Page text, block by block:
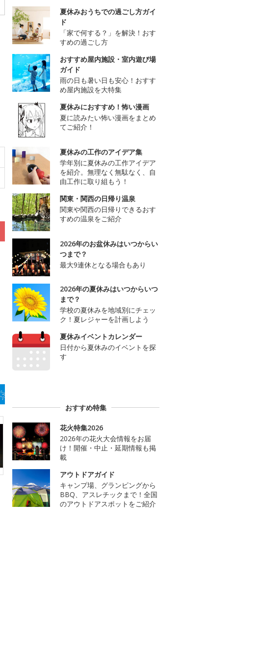
夏休みおうちでの過ごし方ガイ
ド
「家で何する？」を解決！おす
すめの過ごし方
おすすめ屋内施設・室内遊び場
ガイド
雨の日も暑い日も安心！おすす
め屋内施設を大特集
夏休みにおすすめ！怖い漫画
夏に読みたい怖い漫画をまとめ
てご紹介！
夏休みの工作のアイデア集
学年別に夏休みの工作アイデア
を紹介。無理なく無駄なく、自
由工作に取り組もう！
関東・関西の日帰り温泉
関東や関西の日帰りできるおす
すめの温泉をご紹介
2026年のお盆休みはいつからい
つまで？
最大9連休となる場合もあり
2026年の夏休みはいつからいつ
まで？
学校の夏休みを地域別にチェッ
ク！夏レジャーを計画しよう
夏休みイベントカレンダー
日付から夏休みのイベントを探
す
おすすめ特集
花火特集2026
2026年の花火大会情報をお届
け！開催・中止・延期情報も掲
載
アウトドアガイド
キャンプ場、グランピングから
BBQ、アスレチックまで！全国
のアウトドアスポットをご紹介